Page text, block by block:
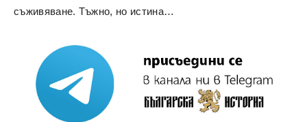
съживяване. Тъжно, но истина…